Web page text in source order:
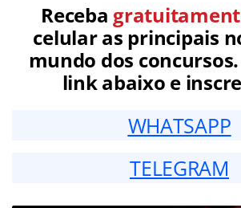
Receba
celular as principais
mundo dos
link abaixo e
WHATSAPP
TELEGRAM